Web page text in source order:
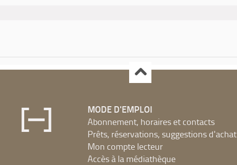
MODE D'EMPLOI
Abonnement, horaires et contacts
Prêts, réservations, suggestions d'achat
Mon compte lecteur
Accès à la médiathèque